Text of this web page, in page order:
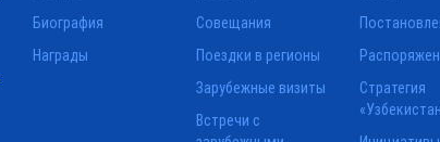
Статус
Биография
Новости
Совещания
Поездки в регионы
Зарубежные визиты
Указы